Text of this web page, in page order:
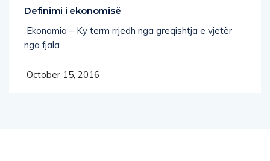
Definimi i ekonomisë
Ekonomia – Ky term rrjedh nga greqishtja e vjetër
nga fjala
October 15, 2016